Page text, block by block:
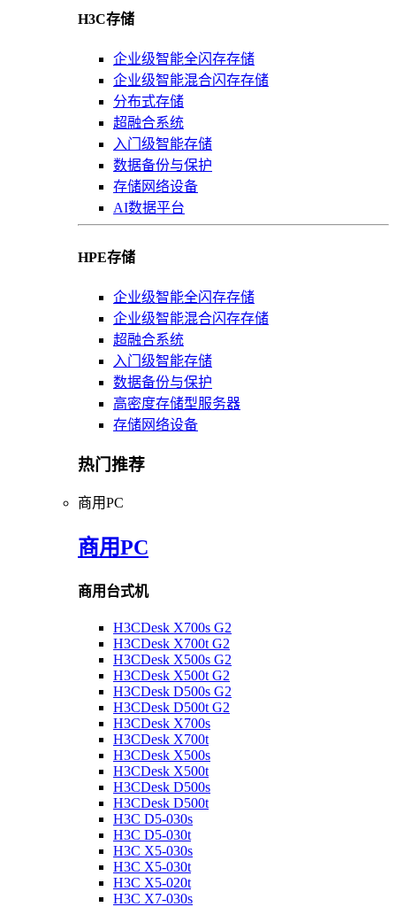
H3C存储
企业级智能全闪存存储
企业级智能混合闪存存储
分布式存储
超融合系统
入门级智能存储
数据备份与保护
存储网络设备
AI数据平台
HPE存储
企业级智能全闪存存储
企业级智能混合闪存存储
超融合系统
入门级智能存储
数据备份与保护
高密度存储型服务器
存储网络设备
热门推荐
商用PC
商用PC
商用台式机
H3CDesk X700s G2
H3CDesk X700t G2
H3CDesk X500s G2
H3CDesk X500t G2
H3CDesk D500s G2
H3CDesk D500t G2
H3CDesk X700s
H3CDesk X700t
H3CDesk X500s
H3CDesk X500t
H3CDesk D500s
H3CDesk D500t
H3C D5-030s
H3C D5-030t
H3C X5-030s
H3C X5-030t
H3C X5-020t
H3C X7-030s